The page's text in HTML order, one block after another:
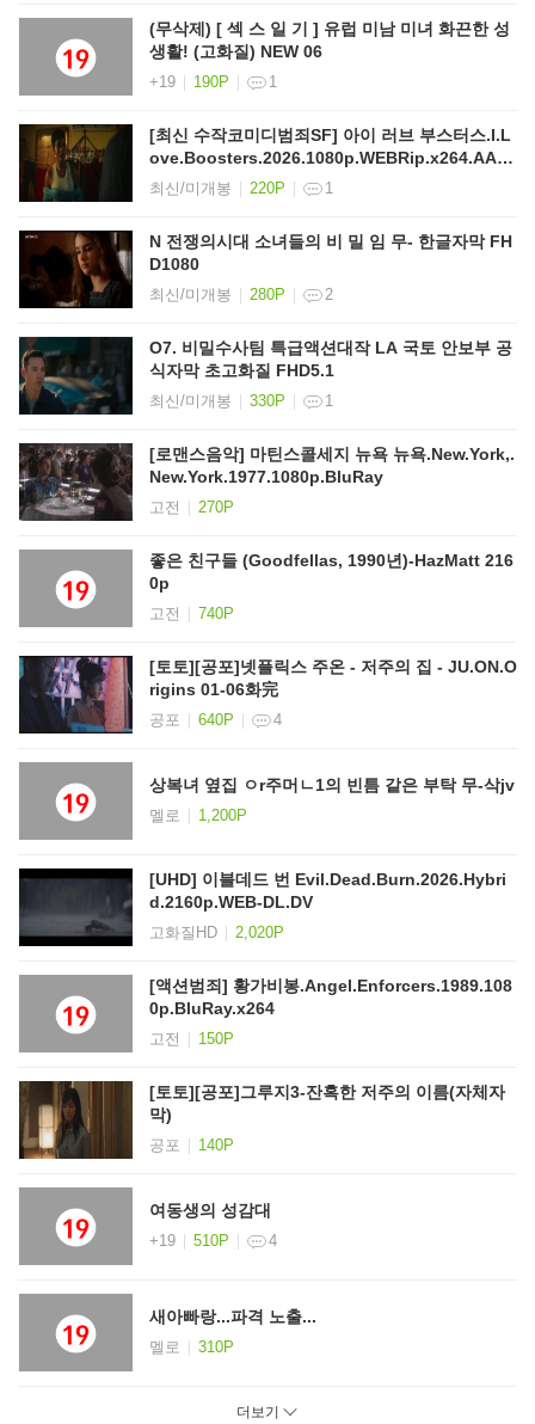
(무삭제) [ 섹 스 일 기 ] 유럽 미남 미녀 화끈한 성
생활! (고화질) NEW 06
+19 190P 1
[최신 수작코미디범죄SF] 아이 러브 부스터스.I.L
ove.Boosters.2026.1080p.WEBRip.x264.AAC
5
최신/미개봉 220P 1
N 전쟁의시대 소녀들의 비 밀 임 무- 한글자막 FH
D1080
최신/미개봉 280P 2
O7. 비밀수사팀 특급액션대작 LA 국토 안보부 공
식자막 초고화질 FHD5.1
최신/미개봉 330P 1
[로맨스음악] 마틴스콜세지 뉴욕 뉴욕.New.York,.
New.York.1977.1080p.BluRay
고전 270P
좋은 친구들 (Goodfellas, 1990년)-HazMatt 216
0p
고전 740P
[토토][공포]넷플릭스 주온 - 저주의 집 - JU.ON.O
rigins 01-06화完
공포 640P 4
상복녀 옆집 ㅇr주머ㄴ1의 빈틈 같은 부탁 무-삭jv
멜로 1,200P
[UHD] 이블데드 번 Evil.Dead.Burn.2026.Hybri
d.2160p.WEB-DL.DV
고화질HD 2,020P
[액션범죄] 황가비봉.Angel.Enforcers.1989.108
0p.BluRay.x264
고전 150P
[토토][공포]그루지3-잔혹한 저주의 이름(자체자
막)
공포 140P
여동생의 성감대
+19 510P 4
새아빠랑...파격 노출...
멜로 310P
더보기